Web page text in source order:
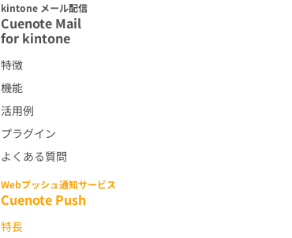
kintone メール配信
Cuenote Mail
for kintone
特徴
機能
活用例
プラグイン
よくある質問
Webプッシュ通知サービス
Cuenote Push
特長